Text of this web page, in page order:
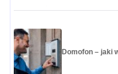
Domofon – jaki